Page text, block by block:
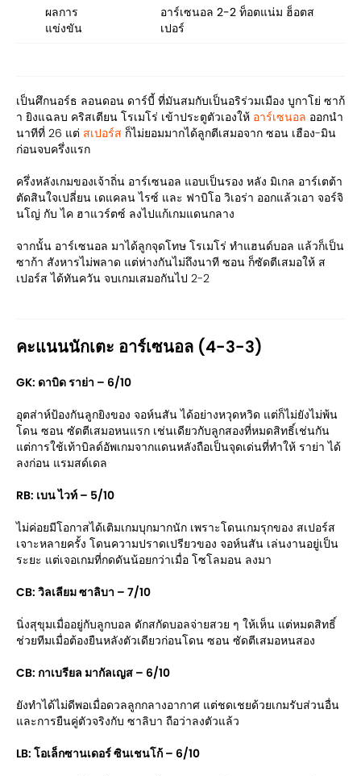
ผลการ
แข่งขัน
อาร์เซนอล 2-2 ท็อตแน่ม ฮ็อตส
เปอร์
เป็นศึกนอร์ธ ลอนดอน ดาร์บี้ ที่มันสมกับเป็นอริร่วมเมือง บูกาโย่ ซาก้
า ยิงแฉลบ คริสเตียน โรเมโร่ เข้าประตูตัวเองให้ อาร์เซนอล ออกนำ
นาทีที่ 26 แต่ สเปอร์ส ก็ไม่ยอมมากได้ลูกตีเสมอจาก ซอน เฮือง-มิน
ก่อนจบครึ่งแรก
ครึ่งหลังเกมของเจ้าถิ่น อาร์เซนอล แอบเป็นรอง หลัง มิเกล อาร์เตต้า
ตัดสินใจเปลี่ยน เดแคลน ไรซ์ และ ฟาบิโอ วิเอร่า ออกแล้วเอา จอร์จิ
นโญ่ กับ ไค ฮาแวร์ตซ์ ลงไปแก้เกมแดนกลาง
จากนั้น อาร์เซนอล มาได้ลูกจุดโทษ โรเมโร่ ทำแฮนด์บอล แล้วก็เป็น
ซาก้า สังหารไม่พลาด แต่ห่างกันไม่ถึงนาที ซอน ก็ซัดตีเสมอให้ ส
เปอร์ส ได้ทันควัน จบเกมเสมอกันไป 2-2
คะแนนนักเตะ อาร์เซนอล (4-3-3)
GK: ดาบิด ราย่า – 6/10
อุตส่าห์ป้องกันลูกยิงของ จอห์นสัน ได้อย่างหวุดหวิด แต่ก็ไม่ยังไม่พ้น
โดน ซอน ซัดตีเสมอหนแรก เช่นเดียวกับลูกสองที่หมดสิทธิ์เช่นกัน
แต่การใช้เท้าบิลด์อัพเกมจากแดนหลังถือเป็นจุดเด่นที่ทำให้ ราย่า ได้
ลงก่อน แรมสด์เดล
RB: เบน ไวท์ – 5/10
ไม่ค่อยมีโอกาสได้เติมเกมบุกมากนัก เพราะโดนเกมรุกของ สเปอร์ส
เจาะหลายครั้ง โดนความปราดเปรียวของ จอห์นสัน เล่นงานอยู่เป็น
ระยะ แต่เจอเกมที่กดดันน้อยกว่าเมื่อ โซโลมอน ลงมา
CB: วิลเลียม ซาลิบา – 7/10
นิ่งสุขุมเมื่ออยู่กับลูกบอล ดักสกัดบอลจ่ายสวย ๆ ให้เห็น แต่หมดสิทธิ์
ช่วยทีมเมื่อต้องยืนหลังตัวเดียวก่อนโดน ซอน ซัดตีเสมอหนสอง
CB: กาเบรียล มากัลเญส – 6/10
ยังทำได้ไม่ดีพอเมื่อดวลลูกกลางอากาศ แต่ชดเชยด้วยเกมรับส่วนอื่น
และการยืนคู่ตัวจริงกับ ซาลิบา ถือว่าลงตัวแล้ว
LB: โอเล็กซานเดอร์ ซินเชนโก้ – 6/10